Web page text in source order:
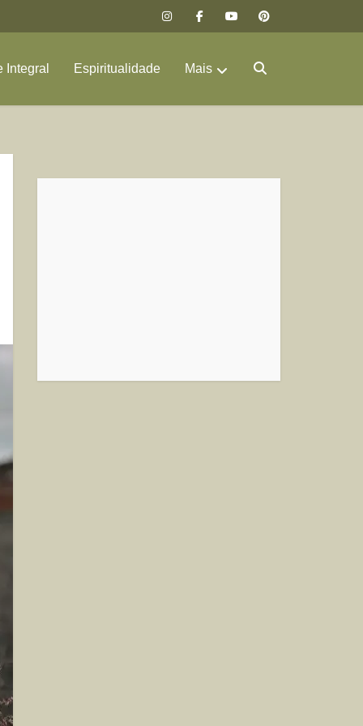
Integral Espiritualidade Mais